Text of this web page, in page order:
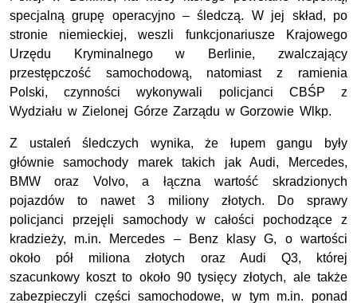
specjalną grupę operacyjno – śledczą. W jej skład, po
stronie niemieckiej, weszli funkcjonariusze Krajowego
Urzędu Kryminalnego w Berlinie, zwalczający
przestępczość samochodową, natomiast z ramienia
Polski, czynności wykonywali policjanci CBŚP z
Wydziału w Zielonej Górze Zarządu w Gorzowie Wlkp.
Z ustaleń śledczych wynika, że łupem gangu były
głównie samochody marek takich jak Audi, Mercedes,
BMW oraz Volvo, a łączna wartość skradzionych
pojazdów to nawet 3 miliony złotych. Do sprawy
policjanci przejęli samochody w całości pochodzące z
kradzieży, m.in. Mercedes – Benz klasy G, o wartości
około pół miliona złotych oraz Audi Q3, której
szacunkowy koszt to około 90 tysięcy złotych, ale także
zabezpieczyli części samochodowe, w tym m.in. ponad